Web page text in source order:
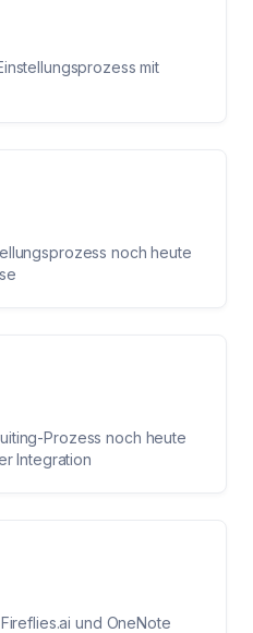
mit
noch heute
Prozess noch heute
Integration
und OneNote